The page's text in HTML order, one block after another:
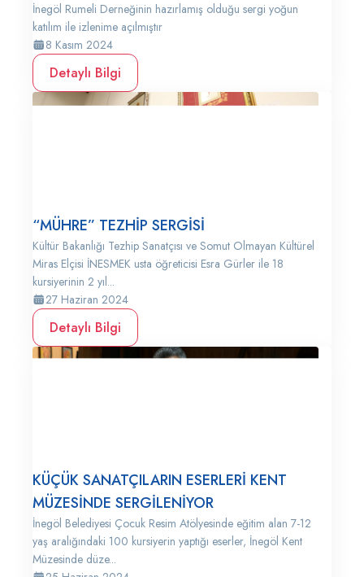
İnegöl Rumeli Derneğinin hazırlamış olduğu sergi yoğun
katılım ile izlenime açılmıştır
8 Kasım 2024
Detaylı Bilgi
“MÜHRE” TEZHİP SERGİSİ
Kültür Bakanlığı Tezhip Sanatçısı ve Somut Olmayan Kültürel
Miras Elçisi İNESMEK usta öğreticisi Esra Gürler ile 18
kursiyerinin 2 yıl...
27 Haziran 2024
Detaylı Bilgi
KÜÇÜK SANATÇILARIN ESERLERİ KENT
MÜZESİNDE SERGİLENİYOR
İnegöl Belediyesi Çocuk Resim Atölyesinde eğitim alan 7-12
yaş aralığındaki 100 kursiyerin yaptığı eserler, İnegöl Kent
Müzesinde düze...